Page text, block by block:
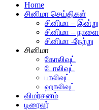
Home
சினிமா செய்திகள்
சினிமா – இன்று
சினிமா – நாளை
சினிமா -நேற்று
சினிமா
கோலிவுட்
டோலிவுட்
பாலிவுட்
ஹாலிவுட்
விமர்சனம்
டிரைலர்